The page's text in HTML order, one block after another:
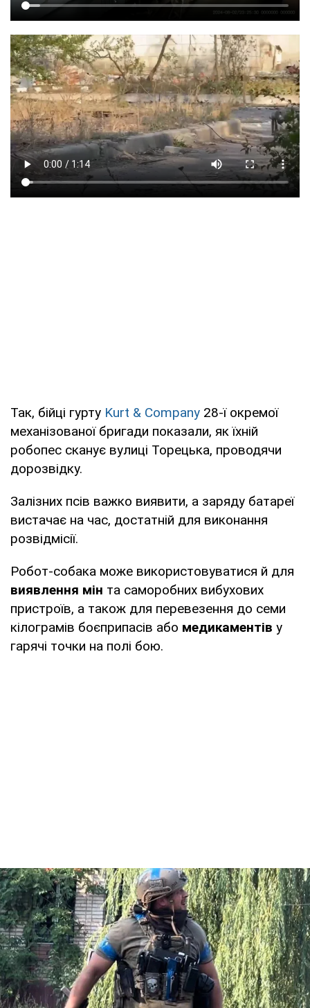
Так, бійці гурту Kurt & Company 28-ї окремої
механізованої бригади показали, як їхній
робопес сканує вулиці Торецька, проводячи
дорозвідку.
Залізних псів важко виявити, а заряду батареї
вистачає на час, достатній для виконання
розвідмісії.
Робот-собака може використовуватися й для
виявлення мін та саморобних вибухових
пристроїв, а також для перевезення до семи
кілограмів боєприпасів або медикаментів у
гарячі точки на полі бою.